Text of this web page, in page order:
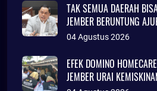
TAK SEMUA DAERAH
JEMBER BERUNTUNG
Rp786 MILIAR
04 Agustus 2026
EFEK DOMINO HOMECARE, PINTU MASUK
JEMBER URAI